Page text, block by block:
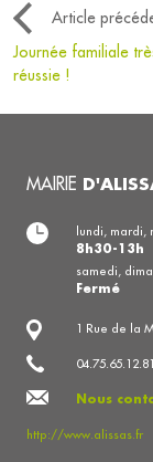
Article
Journée familiale
réussie !
MAIRIE
1 Rue de la
04.75.65.12.81
Nous
http://www.alissas.fr
lundi,
8h30-13h
samedi,
Fermé